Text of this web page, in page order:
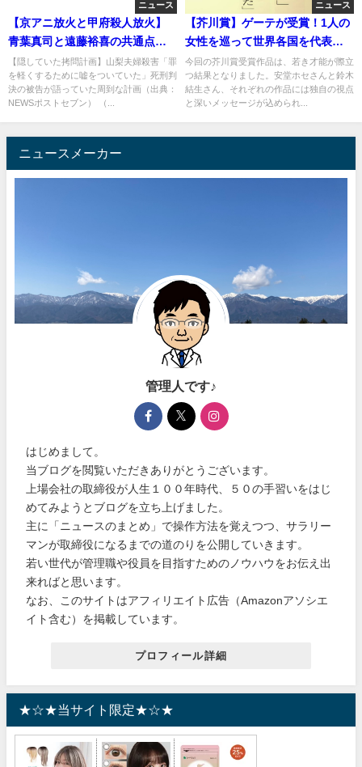
ニュース
【京アニ放火と甲府殺人放火】
青葉真司と遠藤裕喜の共通点が
こちら！
【隠していた拷問計画】山梨夫婦殺害「罪
を軽くするために嘘をついていた」死刑判
決の被告が語っていた周到な計画（出典：
NEWSポストセブン） （...
ニュース
【芥川賞】ゲーテが受賞！1人の
女性を巡って世界各国を代表す
る男たちが競い合う物語
今回の芥川賞受賞作品は、若き才能が際立
つ結果となりました。安堂ホセさんと鈴木
結生さん、それぞれの作品には独自の視点
と深いメッセージが込められ...
ニュースメーカー
管理人です♪
はじめまして。
当ブログを閲覧いただきありがとうございます。
上場会社の取締役が人生１００年時代、５０の手習いをはじ
めてみようとブログを立ち上げました。
主に「ニュースのまとめ」で操作方法を覚えつつ、サラリー
マンが取締役になるまでの道のりを公開していきます。
若い世代が管理職や役員を目指すためのノウハウをお伝え出
来ればと思います。
なお、このサイトはアフィリエイト広告（Amazonアソシエ
イト含む）を掲載しています。
プロフィール詳細
★☆★当サイト限定★☆★